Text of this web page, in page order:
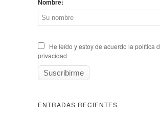
Nombre:
He leído y estoy de acuerdo la política
privacidad
ENTRADAS RECIENTES